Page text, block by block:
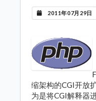
2011年07月29日
缩架构的CGI开放
为是将CGI解释器